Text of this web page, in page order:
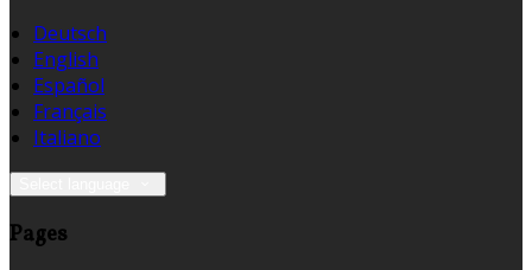
Deutsch
English
Español
Français
Italiano
Pages